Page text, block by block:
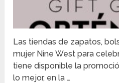
Las tiendas de zapatos,
mujer Nine West para
tiene disponible la
lo mejor, en la …